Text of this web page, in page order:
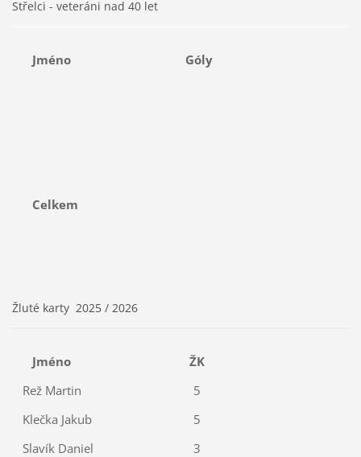
Střelci - veteráni nad 40 let
Jméno Góly
Celkem
Žluté karty 2025 / 2026
Jméno
ŽK
Rež Martin
5
Klečka Jakub
5
Slavík Daniel
3